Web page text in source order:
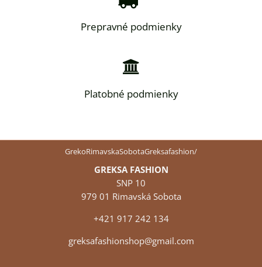
Prepravné podmienky
Platobné podmienky
GrekoRimavskaSobotaGreksafashion/
GREKSA FASHION
SNP 10
979 01 Rimavská Sobota
+421 917 242 134
greksafashionshop@gmail.com